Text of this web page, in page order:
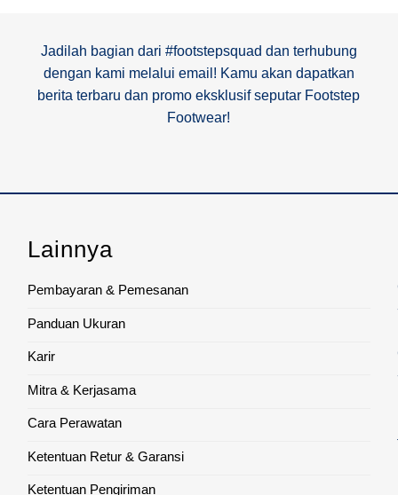
Jadilah bagian dari #footstepsquad dan terhubung
dengan kami melalui email! Kamu akan dapatkan
berita terbaru dan promo eksklusif seputar Footstep
Footwear!
Lainnya
Pembayaran & Pemesanan
Panduan Ukuran
Karir
Mitra & Kerjasama
Cara Perawatan
Ketentuan Retur & Garansi
Ketentuan Pengiriman